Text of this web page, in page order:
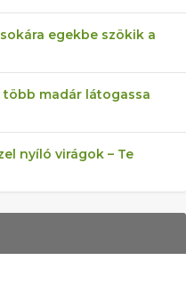
egekbe szökik a
madár látogassa
nyíló virágok – Te